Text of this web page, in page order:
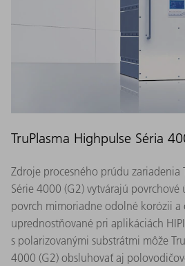
TruPlasma Highpulse Séria
Zdroje procesného prúdu zariadenia
Série 4000 (G2) vytvárajú povrchové
povrch mimoriadne odolné korózii a
uprednostňované pri aplikáciách
s polarizovanými substrátmi môže
4000 (G2) obsluhovať aj